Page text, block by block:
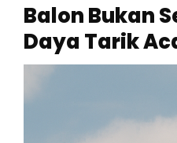
Balon Bukan
Daya Tarik